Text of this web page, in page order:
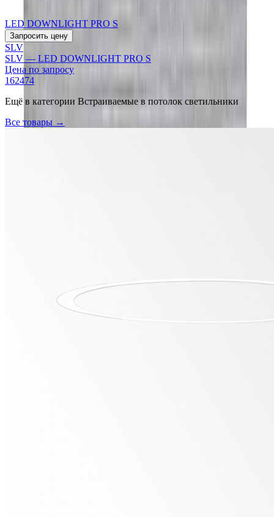
LED DOWNLIGHT PRO S
Запросить цену
SLV
SLV — LED DOWNLIGHT PRO S
Цена по запросу
162474
Ещё в категории Встраиваемые в потолок светильники
Все товары →